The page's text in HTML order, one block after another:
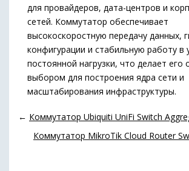
для провайдеров, дата-центров и
сетей. Коммутатор обеспечивает
высокоскоростную передачу данных,
конфигурации и стабильную работу в
постоянной нагрузки, что делает его
выбором для построения ядра сети и
масштабирования инфраструктуры.
← Коммутатор Ubiquiti UniFi Switch
Коммутатор MikroTik Cloud Router